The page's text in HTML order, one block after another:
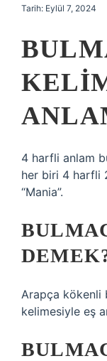
Tarih: Eylül 7, 2024
4 harfli anlam
her biri 4 harfli
“Mania”.
Arapça kökenli
kelimesiyle eş